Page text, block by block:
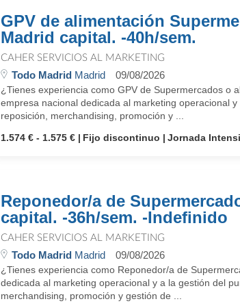
GPV de alimentación
Madrid capital. -40h/sem.
CAHER SERVICIOS AL MARKETING
Todo MadridMadrid 09/08/2026
¿Tienes experiencia como GPV de Supermercados o
empresa nacional dedicada al marketing operacional
reposición, merchandising, promoción y ...
1.574 € - 1.575 €
Fijo discontinuo Jornada
Reponedor/a de
capital. -36h/sem. -Indefinido
CAHER SERVICIOS AL MARKETING
Todo MadridMadrid 09/08/2026
¿Tienes experiencia como Reponedor/a de
dedicada al marketing operacional y a la gestión del
merchandising, promoción y gestión de ...